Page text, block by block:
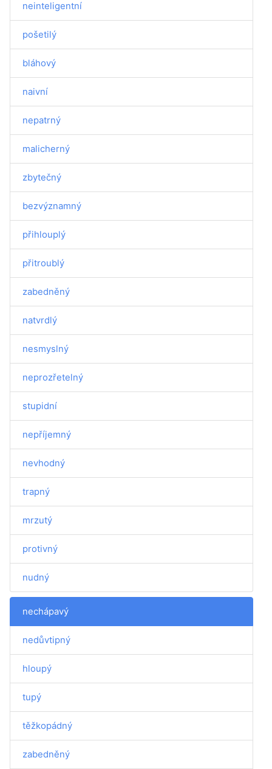
neinteligentní
pošetilý
bláhový
naivní
nepatrný
malicherný
zbytečný
bezvýznamný
přihlouplý
přitroublý
zabedněný
natvrdlý
nesmyslný
neprozřetelný
stupidní
nepříjemný
nevhodný
trapný
mrzutý
protivný
nudný
nechápavý
nedůvtipný
hloupý
tupý
těžkopádný
zabedněný